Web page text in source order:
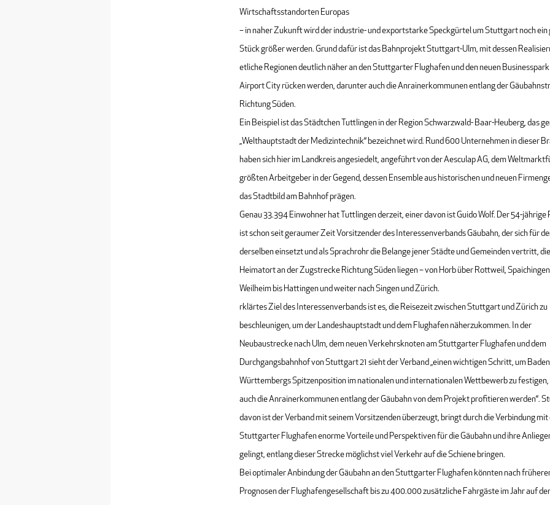
Wirtschaftsstandorten Europas
– in naher Zukunft wird der industrie- und exportstarke Speckgürtel um Stuttgart noch ein
Stück größer werden. Grund dafür ist das Bahnprojekt Stuttgart-Ulm, mit dessen
etliche Regionen deutlich näher an den Stuttgarter Flughafen und den neuen
Airport City rücken werden, darunter auch die Anrainerkommunen entlang der
Richtung Süden.
Ein Beispiel ist das Städtchen Tuttlingen in der Region Schwarzwald- Baar-Heuberg, das
„Welthauptstadt der Medizintechnik“ bezeichnet wird. Rund 600 Unternehmen in dieser
haben sich hier im Landkreis angesiedelt, angeführt von der Aesculap AG, dem
größten Arbeitgeber in der Gegend, dessen Ensemble aus historischen und neuen
das Stadtbild am Bahnhof prägen.
Genau 33.394 Einwohner hat Tuttlingen derzeit, einer davon ist Guido Wolf. Der 54-jährige
ist schon seit geraumer Zeit Vorsitzender des Interessenverbands Gäubahn, der sich für
derselben einsetzt und als Sprachrohr die Belange jener Städte und Gemeinden vertritt,
Heimatort an der Zugstrecke Richtung Süden liegen – von Horb über Rottweil,
Weilheim bis Hattingen und weiter nach Singen und Zürich.
rklärtes Ziel des Interessenverbands ist es, die Reisezeit zwischen Stuttgart und Zürich zu
beschleunigen, um der Landeshauptstadt und dem Flughafen näherzukommen. In der
Neubaustrecke nach Ulm, dem neuen Verkehrsknoten am Stuttgarter Flughafen und dem
Durchgangsbahnhof von Stuttgart 21 sieht der Verband „einen wichtigen Schritt, um
Württembergs Spitzenposition im nationalen und internationalen Wettbewerb zu
auch die Anrainerkommunen entlang der Gäubahn von dem Projekt profitieren werden“.
davon ist der Verband mit seinem Vorsitzenden überzeugt, bringt durch die Verbindung mit
Stuttgarter Flughafen enorme Vorteile und Perspektiven für die Gäubahn und ihre
gelingt, entlang dieser Strecke möglichst viel Verkehr auf die Schiene bringen.
Bei optimaler Anbindung der Gäubahn an den Stuttgarter Flughafen könnten nach
Prognosen der Flughafengesellschaft bis zu 400.000 zusätzliche Fahrgäste im Jahr auf